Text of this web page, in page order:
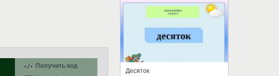
Получить код
Десяток